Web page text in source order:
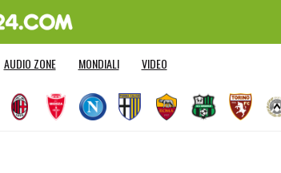
AUDIO ZONE MONDIALI VIDEO